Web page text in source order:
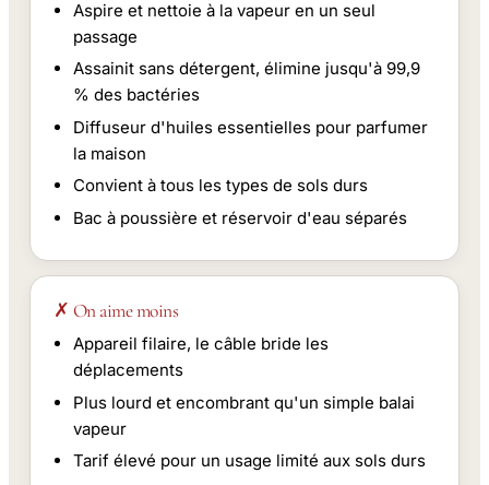
Aspire et nettoie à la vapeur en un seul
passage
Assainit sans détergent, élimine jusqu'à 99,9
% des bactéries
Diffuseur d'huiles essentielles pour parfumer
la maison
Convient à tous les types de sols durs
Bac à poussière et réservoir d'eau séparés
✗ On aime moins
Appareil filaire, le câble bride les
déplacements
Plus lourd et encombrant qu'un simple balai
vapeur
Tarif élevé pour un usage limité aux sols durs